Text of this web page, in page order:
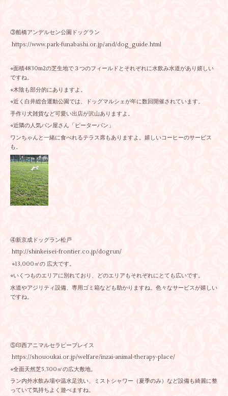
③船橋アンデルセン公園ドッグラン
https://www.park-funabashi.or.jp/and/dog_guide.html
⭐︎面積4830m2の芝生地で３つのフィールドとそれぞれに水飲み水道があり嬉しい
ですね。
⭐︎木陰も部分的にありますよ。
⭐︎近く白井総合運動公園では、ドッグマルシェが年に数回開催されています。
手作り犬雑貨など可愛い出店が沢山ありますよ。
⭐︎近隣の人気パン屋さん「ピーターパン」
ワンちゃんと一緒に食べれるテラス席もありますよ。嬉しいコーヒーのサービス
も。
④新京成ドッグラン松戸
http://shinkeisei-frontier.co.jp/dogrun/
⭐︎13,000㎡の 広大です。
⭐︎いくつものエリアに別れており、どのエリアもそれぞれにとても広いです。
水道やアジリティ設備、専用ゴミ箱なども助かりますね。色々なサービスが嬉しい
ですね。
⑤印西アニマルセラピープレイス
https://shououkai.or.jp/welfare/inzai-animal-therapy-place/
⭐︎全面天然芝5,300㎡の広大敷地。
ラン内外水飲み場や温水足洗い、ミストシャワー（夏季のみ）など設備も綺麗に整
っていて気持ちよく遊べますね。